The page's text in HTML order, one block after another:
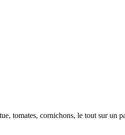
tomates, cornichons, le tout sur un